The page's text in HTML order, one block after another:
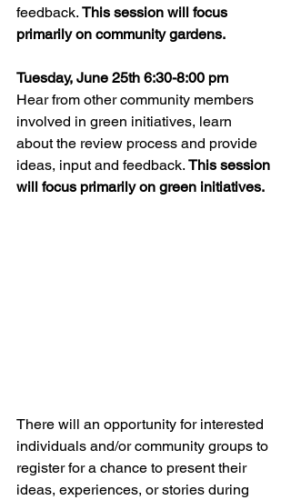
feedback. This session will focus
primarily on community gardens.
Tuesday, June 25th 6:30-8:00 pm
Hear from other community members
involved in green initiatives, learn
about the review process and provide
ideas, input and feedback. This session
will focus primarily on green initiatives.
There will an opportunity for interested
individuals and/or community groups to
register for a chance to present their
ideas, experiences, or stories during